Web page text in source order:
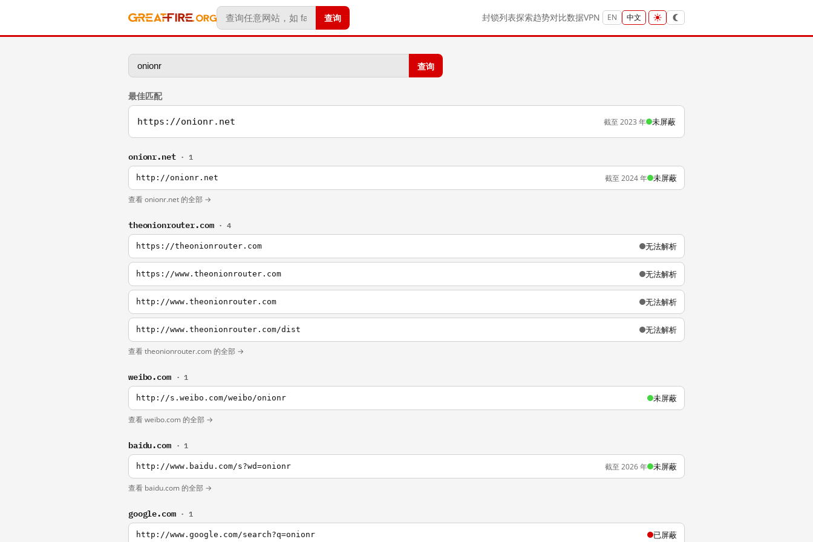
查询 封锁列表探索趋势对比数据VPN EN 中文
查询
最佳匹配
https://onionr.net 截至 2023 年 未屏蔽
onionr.net · 1
http://onionr.net 截至 2024 年 未屏蔽
查看 onionr.net 的全部 →
theonionrouter.com · 4
https://theonionrouter.com 无法解析
https://www.theonionrouter.com 无法解析
http://www.theonionrouter.com 无法解析
http://www.theonionrouter.com/dist 无法解析
查看 theonionrouter.com 的全部 →
weibo.com · 1
http://s.weibo.com/weibo/onionr 未屏蔽
查看 weibo.com 的全部 →
baidu.com · 1
http://www.baidu.com/s?wd=onionr 截至 2026 年 未屏蔽
查看 baidu.com 的全部 →
google.com · 1
http://www.google.com/search?q=onionr 已屏蔽